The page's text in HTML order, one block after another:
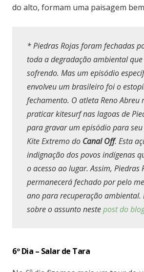
do alto, formam uma paisagem
*Piedras Rojas foram fechadas
toda a degradação ambiental
sofrendo. Mas um episódio
envolveu um brasileiro foi o
fechamento. O atleta Reno Abreu
praticar kitesurf nas lagoas de
para gravar um episódio para
Kite Extremo do Canal Off. Esta
indignação dos povos indígenas
o acesso ao lugar. Assim, Piedras
permanecerá fechado por pelo
ano para recuperação ambiental.
sobre o assunto nestepost do
6º Dia – Salar de Tara